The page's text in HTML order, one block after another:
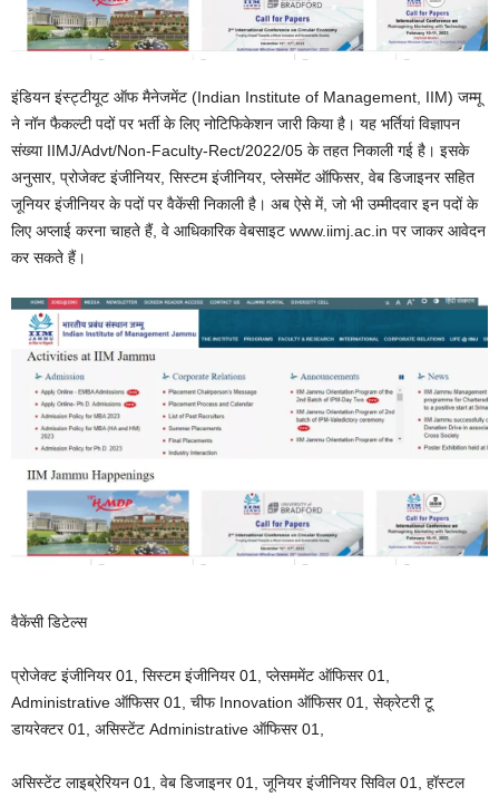
इंडियन इंस्ट्टीयूट ऑफ मैनेजमेंट (Indian Institute of Management, IIM) जम्मू
ने नॉन फैकल्टी पदों पर भर्ती के लिए नोटिफिकेशन जारी किया है। यह भर्तियां विज्ञापन
संख्या IIMJ/Advt/Non-Faculty-Rect/2022/05 के तहत निकाली गई है। इसके
अनुसार, प्रोजेक्ट इंजीनियर, सिस्टम इंजीनियर, प्लेसमेंट ऑफिसर, वेब डिजाइनर सहित
जूनियर इंजीनियर के पदों पर वैकेंसी निकाली है। अब ऐसे में, जो भी उम्मीदवार इन पदों के
लिए अप्लाई करना चाहते हैं, वे आधिकारिक वेबसाइट www.iimj.ac.in पर जाकर आवेदन
कर सकते हैं।
वैकेंसी डिटेल्स
प्रोजेक्ट इंजीनियर 01, सिस्टम इंजीनियर 01, प्लेसममेंट ऑफिसर 01,
Administrative ऑफिसर 01, चीफ Innovation ऑफिसर 01, सेक्रेटरी टू
डायरेक्टर 01, असिस्टेंट Administrative ऑफिसर 01,
असिस्टेंट लाइब्रेरियन 01, वेब डिजाइनर 01, जूनियर इंजीनियर सिविल 01, हॉस्टल